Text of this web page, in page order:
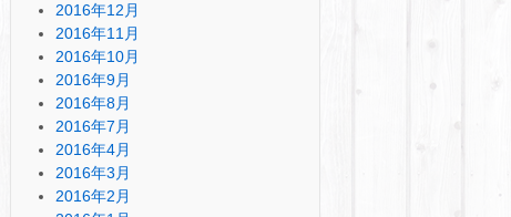
2016年12月
2016年11月
2016年10月
2016年9月
2016年8月
2016年7月
2016年4月
2016年3月
2016年2月